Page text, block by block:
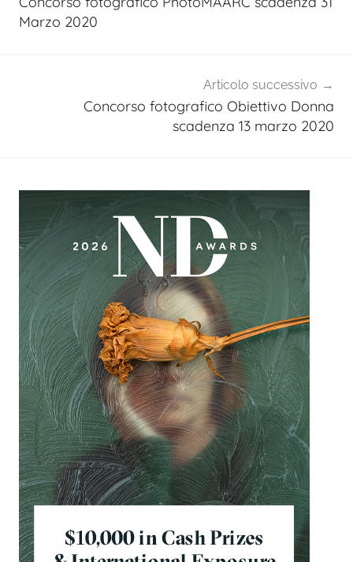
Marzo 2020
Articolo successivo
Concorso fotografico Obiettivo Donna
scadenza 13 marzo 2020